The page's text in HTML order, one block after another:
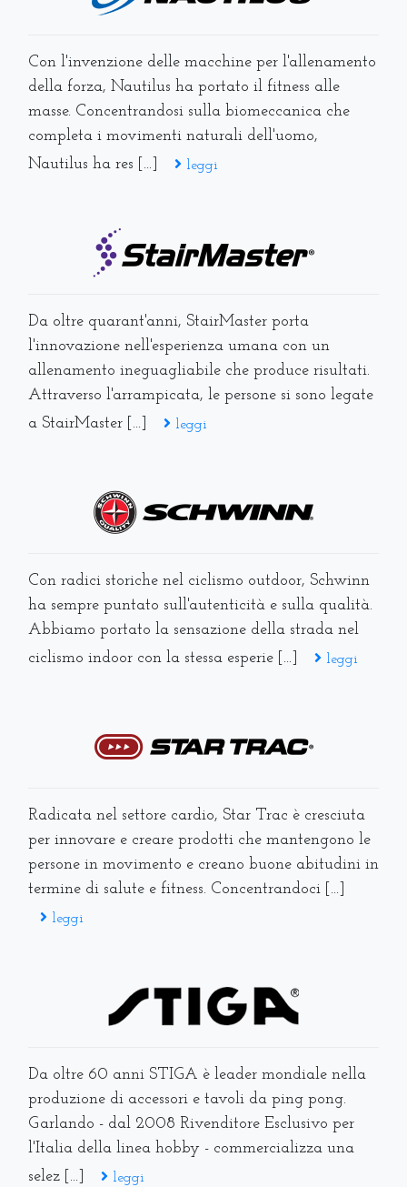
Con l'invenzione delle macchine per l'allenamento
della forza, Nautilus ha portato il fitness alle
masse. Concentrandosi sulla biomeccanica che
completa i movimenti naturali dell'uomo,
Nautilus ha res [...]
leggi
Da oltre quarant'anni, StairMaster porta
l'innovazione nell'esperienza umana con un
allenamento ineguagliabile che produce risultati.
Attraverso l'arrampicata, le persone si sono legate
a StairMaster [...]
leggi
Con radici storiche nel ciclismo outdoor, Schwinn
ha sempre puntato sull'autenticità e sulla qualità.
Abbiamo portato la sensazione della strada nel
ciclismo indoor con la stessa esperie [...]
leggi
Radicata nel settore cardio, Star Trac è cresciuta
per innovare e creare prodotti che mantengono le
persone in movimento e creano buone abitudini in
termine di salute e fitness. Concentrandoci [...]
leggi
Da oltre 60 anni STIGA è leader mondiale nella
produzione di accessori e tavoli da ping pong.
Garlando - dal 2008 Rivenditore Esclusivo per
l'Italia della linea hobby - commercializza una
selez [...]
leggi